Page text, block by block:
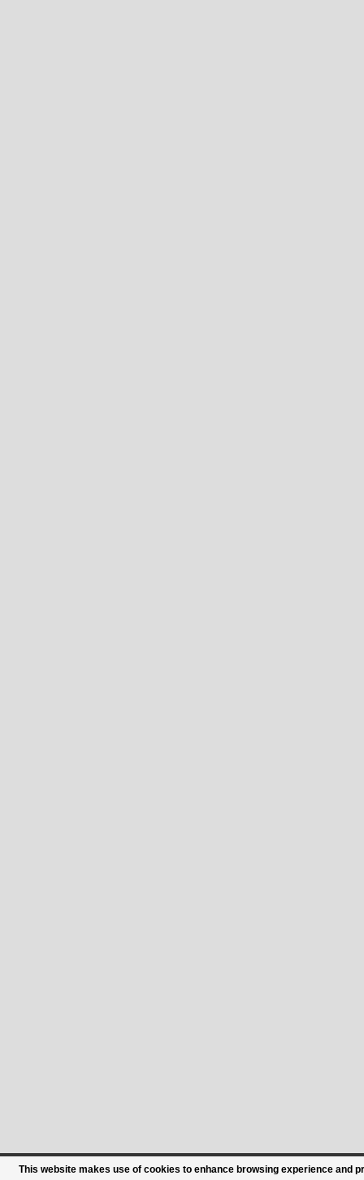
This website makes use of cookies to enhance browsing experience and